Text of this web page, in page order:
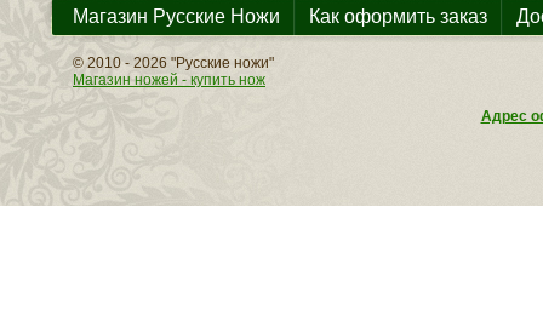
Магазин Русские Ножи Как оформить заказ
© 2010 - 2026 "Русские ножи"
Магазин ножей - купить нож
Адрес